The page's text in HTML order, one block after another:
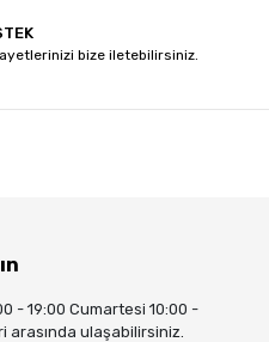
bize iletebilirsiniz.
- 19:00 Cumartesi 10:00 -
arasında ulaşabilirsiniz.